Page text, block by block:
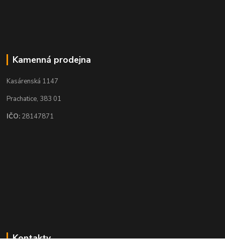
Kamenná prodejna
Kasárenská 1147
Prachatice, 383 01
IČO: 28147871
Kontakty